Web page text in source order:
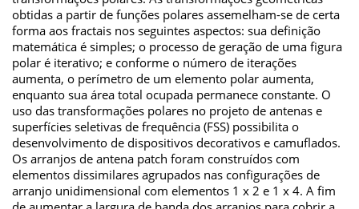
obtidas a partir de funções polares assemelham-se de certa
forma aos fractais nos seguintes aspectos: sua definição
matemática é simples; o processo de geração de uma figura
polar é iterativo; e conforme o número de iterações
aumenta, o perímetro de um elemento polar aumenta,
enquanto sua área total ocupada permanece constante. O
uso das transformações polares no projeto de antenas e
superfícies seletivas de frequência (FSS) possibilita o
desenvolvimento de dispositivos decorativos e camuflados.
Os arranjos de antena patch foram construídos com
elementos dissimilares agrupados nas configurações de
arranjo unidimensional com elementos 1 x 2 e 1 x 4. A fim